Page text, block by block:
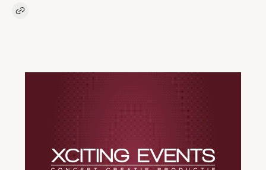
Kopieer link naar artikel